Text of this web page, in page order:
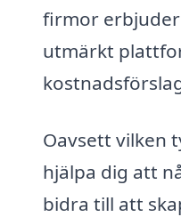
firmor
utmärkt
Oavsett vilken
hjälpa dig att
bidra till att